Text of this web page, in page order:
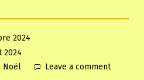
2024
2024
Noël Leave a commenton